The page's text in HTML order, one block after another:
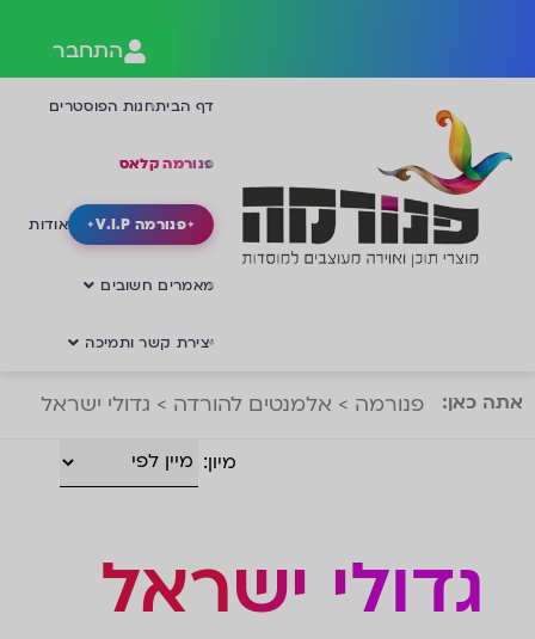
התחבר
דף הביתחנות הפוסטרים
פנורמה קלאס
פנורמה V.I.P אודות
מאמרים חשובים
יצירת קשר ותמיכה
אתה כאן: פנורמה > אלמנטים להורדה > גדולי ישראל
מיון:
גדולי ישראל